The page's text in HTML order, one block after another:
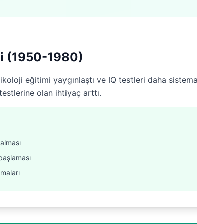
(1950-1980)
eğitimi yaygınlaştı ve IQ testleri daha
olan ihtiyaç arttı.